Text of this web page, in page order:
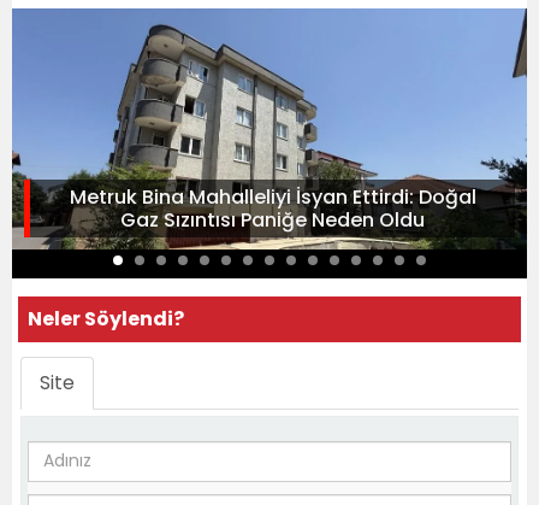
Metruk Bina Mahalleliyi İsyan Ettirdi: Doğal
Gaz Sızıntısı Paniğe Neden Oldu
Neler Söylendi?
Site